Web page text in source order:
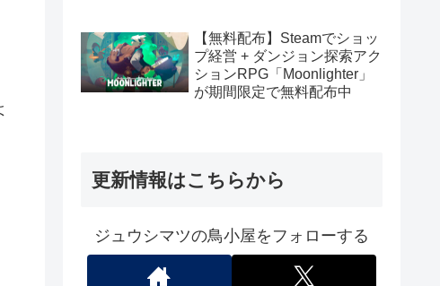
【無料配布】Steamでショッ
プ経営 + ダンジョン探索アク
ションRPG「Moonlighter」
が期間限定で無料配布中
更新情報はこちらから
ジュウシマツの鳥小屋をフォローする